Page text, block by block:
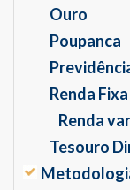
Ouro
Poupanca
Renda Fixa
Renda
Tesouro